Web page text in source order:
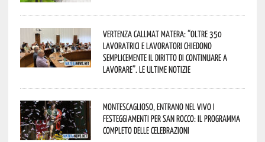
Vertenza CallMat Matera: “Oltre 350
lavoratrici e lavoratori chiedono
semplicemente il diritto di continuare a
lavorare”. Le ultime notizie
Montescaglioso, entrano nel vivo i
festeggiamenti per San Rocco: il programma
completo delle celebrazioni